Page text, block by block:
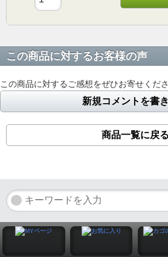
この商品に対するお客様の声
この商品に対するご感想をぜひお寄せくださ
新規コメントを書
商品一覧に戻る